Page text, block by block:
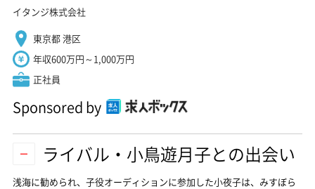
イタンジ株式会社
東京都 港区
年収600万円～1,000万円
正社員
Sponsored by
ライバル・小鳥遊月子との出会い
浅海に勧められ、子役オーディションに参加した小夜子は、みすぼら